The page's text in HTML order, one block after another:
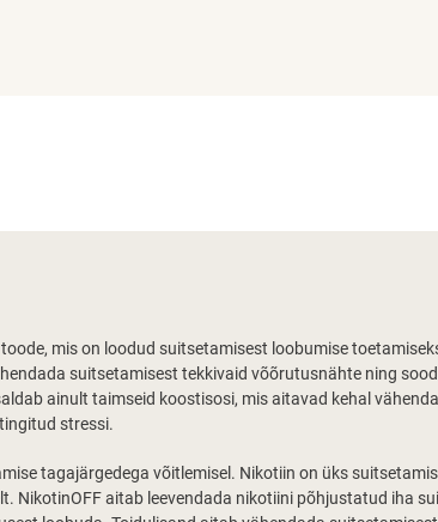
mis on loodud suitsetamisest loobumise
suitsetamisest tekkivaid võõrutusnähte ning
ainult taimseid koostisosi, mis aitavad kehal
stressi.
tagajärgedega võitlemisel. Nikotiin on üks
NikotinOFF aitab leevendada nikotiini põhjustatud iha